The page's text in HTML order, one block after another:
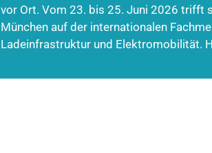
vor Ort. Vom 23. bis 25. Juni 2026 trifft
München auf der internationalen
Ladeinfrastruktur und Elektromobilität.